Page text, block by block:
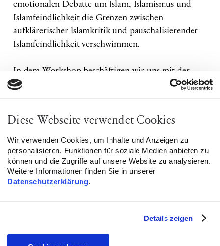
Diese Webseite verwendet Cookies
Wir verwenden Cookies, um Inhalte und Anzeigen zu
personalisieren, Funktionen für soziale Medien anbieten zu
können und die Zugriffe auf unsere Website zu analysieren.
Weitere Informationen finden Sie in unserer
Datenschutzerklärung.
Details zeigen
emotionalen Debatte um Islam, Islamismus und
Islamfeindlichkeit die Grenzen zwischen
aufklärerischer lslamkritik und pauschalisierender
Islamfeindlichkeit verschwimmen.
In dem Workshop beschäftigen wir uns mit der
Frage, was das Eine von dem Anderen
dem die bereits angestoßene Debatte konstruktiv
fortgeführt werden kann.
Wir vom NIR möchten alle Interessierten zu dem
Workshop einladen und sich an dieser Debatte zu
Der Workshop ist für alle offen und kostenfrei.
Jede_r kann ohne Anmeldung teilnehmen. Wer